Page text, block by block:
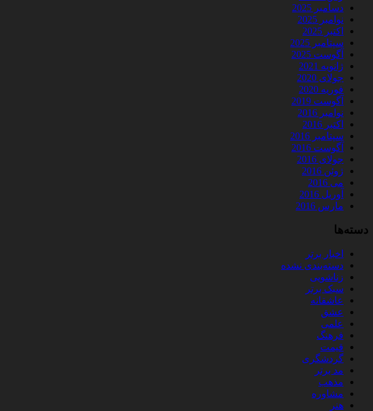
دسامبر 2025
نوامبر 2025
اکتبر 2025
سپتامبر 2025
آگوست 2025
ژانویه 2021
جولای 2020
فوریه 2020
آگوست 2019
نوامبر 2016
اکتبر 2016
سپتامبر 2016
آگوست 2016
جولای 2016
ژوئن 2016
می 2016
آوریل 2016
مارس 2016
دسته‌ها
اخبار برتر
دسته‌بندی نشده
زناشویی
سبک برتر
عاشقانه
عشق
علمی
فرهنگ
قیمت
گردشگری
مد برتر
مذهب
مشاوره
هنر